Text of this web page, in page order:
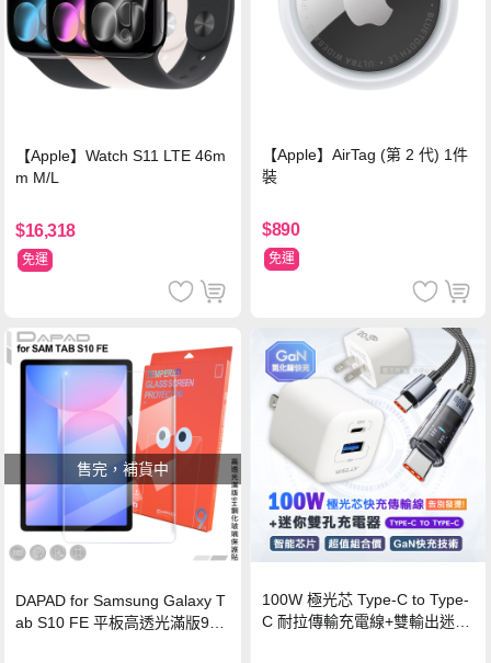
【Apple】Watch S11 LTE 46m
m M/L
$16,318
免運
【Apple】AirTag (第 2 代) 1件
裝
$890
免運
售完，補貨中
DAPAD for Samsung Galaxy T
ab S10 FE 平板高透光滿版9H
100W 極光芯 Type-C to Type-
C 耐拉傳輸充電線+雙輸出迷你